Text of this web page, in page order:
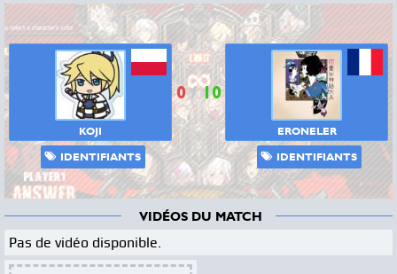
KOJI
IDENTIFIANTS
0/10
ERONELER
IDENTIFIANTS
VIDÉOS DU MATCH
Pas de vidéo disponible.